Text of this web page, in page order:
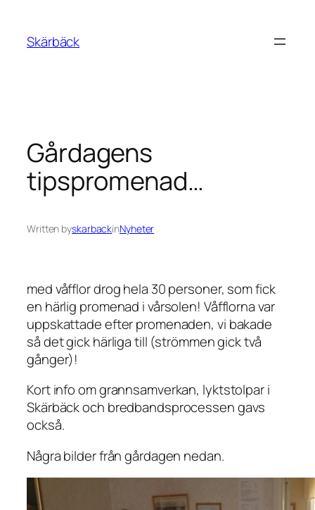
content
Skärbäck
Gårdagens
tipspromenad…
Written byskarbackinNyheter
med våfflor drog hela 30 personer, som fick
en härlig promenad i vårsolen! Våfflorna var
uppskattade efter promenaden, vi bakade
så det gick härliga till (strömmen gick två
gånger)!
Kort info om grannsamverkan, lyktstolpar i
Skärbäck och bredbandsprocessen gavs
också.
Några bilder från gårdagen nedan.